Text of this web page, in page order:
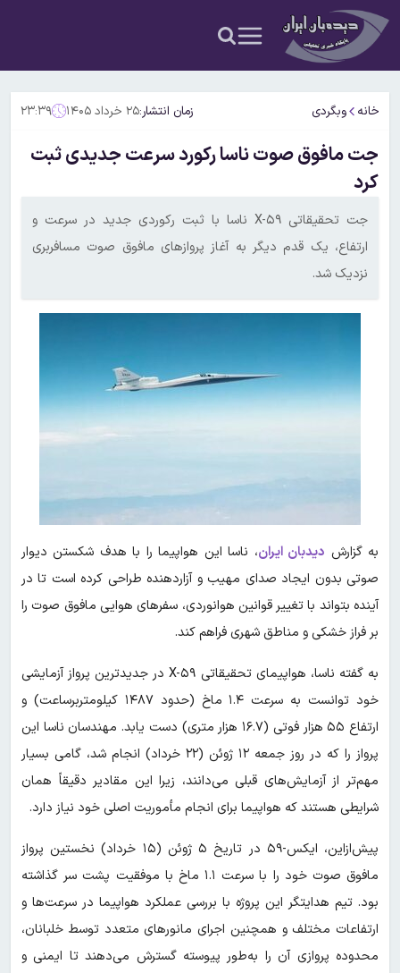
خانه وبگردی زمان انتشار:۲۵ خرداد ۱۴۰۵ ۲۳:۳۹
جت مافوق صوت ناسا رکورد سرعت جدیدی ثبت
کرد
جت تحقیقاتی X-۵۹ ناسا با ثبت رکوردی جدید در سرعت و
ارتفاع، یک قدم دیگر به آغاز پروازهای مافوق صوت مسافربری
نزدیک شد.
به گزارش دیدبان ایران، ناسا این هواپیما را با هدف شکستن دیوار
صوتی بدون ایجاد صدای مهیب و آزاردهنده طراحی کرده است تا در
آینده بتواند با تغییر قوانین هوانوردی، سفرهای هوایی مافوق صوت را
بر فراز خشکی و مناطق شهری فراهم کند.
به گفته ناسا، هواپیمای تحقیقاتی X-۵۹ در جدیدترین پرواز آزمایشی
خود توانست به سرعت ۱.۴ ماخ (حدود ۱۴۸۷ کیلومتربرساعت) و
ارتفاع ۵۵ هزار فوتی (۱۶.۷ هزار متری) دست یابد. مهندسان ناسا این
پرواز را که در روز جمعه ۱۲ ژوئن (۲۲ خرداد) انجام شد، گامی بسیار
مهم‌تر از آزمایش‌های قبلی می‌دانند، زیرا این مقادیر دقیقاً همان
شرایطی هستند که هواپیما برای انجام مأموریت اصلی خود نیاز دارد.
پیش‌ازاین، ایکس-۵۹ در تاریخ ۵ ژوئن (۱۵ خرداد) نخستین پرواز
مافوق صوت خود را با سرعت ۱.۱ ماخ با موفقیت پشت سر گذاشته
بود. تیم هدایتگر این پروژه با بررسی عملکرد هواپیما در سرعت‌ها و
ارتفاعات مختلف و همچنین اجرای مانورهای متعدد توسط خلبانان،
محدوده پروازی آن را به‌طور پیوسته گسترش می‌دهند تا ایمنی و